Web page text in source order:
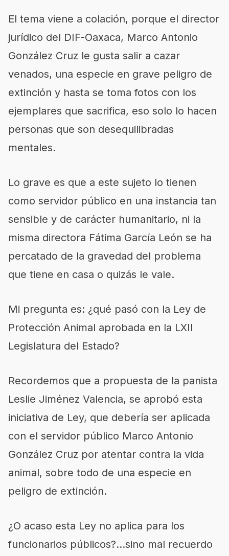
El tema viene a colación, porque el director
jurídico del DIF-Oaxaca, Marco Antonio
González Cruz le gusta salir a cazar
venados, una especie en grave peligro de
extinción y hasta se toma fotos con los
ejemplares que sacrifica, eso solo lo hacen
personas que son desequilibradas
mentales.
Lo grave es que a este sujeto lo tienen
como servidor público en una instancia tan
sensible y de carácter humanitario, ni la
misma directora Fátima García León se ha
percatado de la gravedad del problema
que tiene en casa o quizás le vale.
Mi pregunta es: ¿qué pasó con la Ley de
Protección Animal aprobada en la LXII
Legislatura del Estado?
Recordemos que a propuesta de la panista
Leslie Jiménez Valencia, se aprobó esta
iniciativa de Ley, que debería ser aplicada
con el servidor público Marco Antonio
González Cruz por atentar contra la vida
animal, sobre todo de una especie en
peligro de extinción.
¿O acaso esta Ley no aplica para los
funcionarios públicos?…sino mal recuerdo